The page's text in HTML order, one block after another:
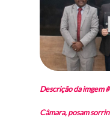
Descrição da imgem
Câmara, posam